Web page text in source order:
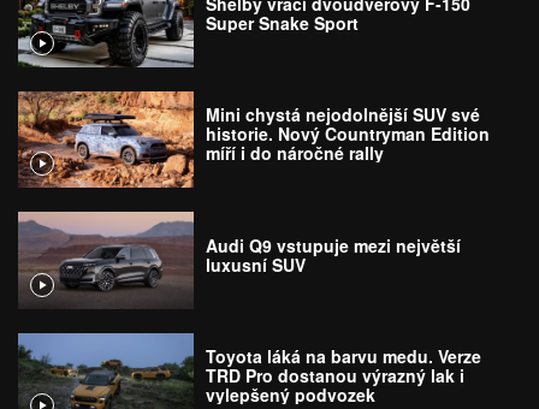
Super Snake Sport
Mini chystá nejodolnější SUV své
historie. Nový Countryman Edition
míří i do náročné rally
Audi Q9 vstupuje mezi největší
luxusní SUV
Toyota láká na barvu medu. Verze
TRD Pro dostanou výrazný lak i
vylepšený podvozek